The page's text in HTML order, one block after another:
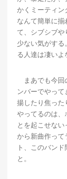
かくミーティン
なんて簡単に
て、シブシブや
少ない気がする
る人達は凄いよ
まあでも今回
ンバーでやっ
揚したり焦った
やってるのは、
とを起こせな
から新曲作って
ト、このバン
と。